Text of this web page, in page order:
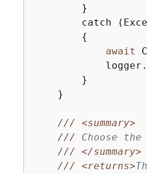
        }
catch
{
await
        }
    }
///
<summary>
/// Choose
///
</summary>
///
<returns>